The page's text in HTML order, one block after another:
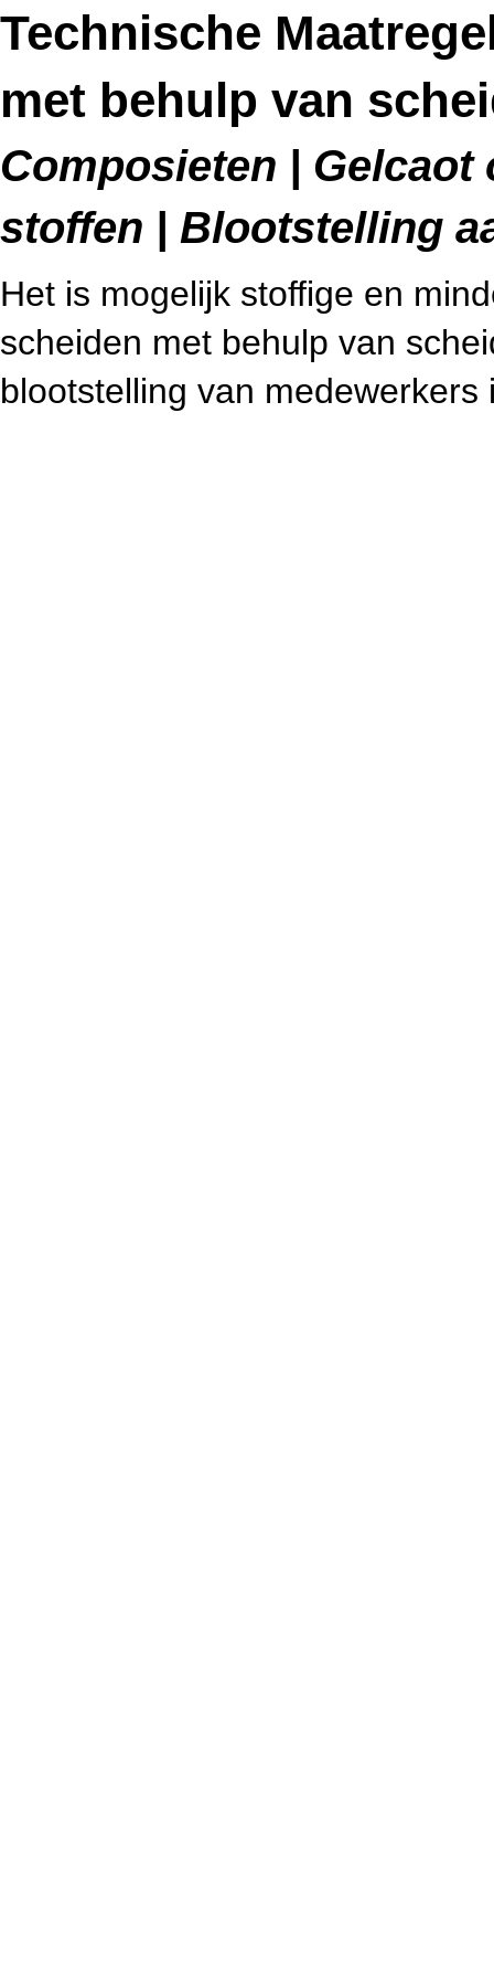
Technische
met behulp van
Composieten |
stoffen | Blootstelling
Het is mogelijk stoffige en
scheiden met behulp van
blootstelling van